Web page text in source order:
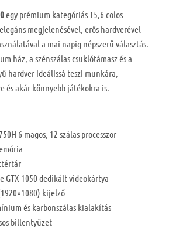
egy prémium kategóriás 15,6 colos
megjelenésével, erős hardverével
a mai napig népszerű választás.
ház, a szénszálas csuklótámasz és a
hardver ideálissá teszi munkára,
és akár könnyebb játékokra is.
6 magos, 12 szálas processzor
GTX 1050 dedikált videokártya
kijelző
és karbonszálas kialakítás
billentyűzet